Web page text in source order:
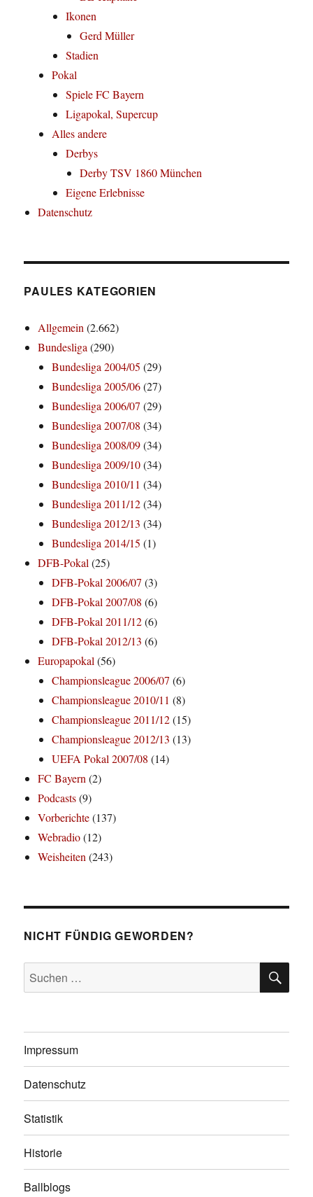
Ikonen
Gerd Müller
Stadien
Pokal
Spiele FC Bayern
Ligapokal, Supercup
Alles andere
Derbys
Derby TSV 1860 München
Eigene Erlebnisse
Datenschutz
PAULES KATEGORIEN
Allgemein(2.662)
Bundesliga(290)
Bundesliga 2004/05 (29)
Bundesliga 2005/06(27)
Bundesliga 2006/07 (29)
Bundesliga 2007/08 (34)
Bundesliga 2008/09(34)
Bundesliga 2009/10(34)
Bundesliga 2010/11 (34)
Bundesliga 2011/12(34)
Bundesliga 2012/13 (34)
Bundesliga 2014/15 (1)
DFB-Pokal(25)
DFB-Pokal 2006/07 (3)
DFB-Pokal 2007/08 (6)
DFB-Pokal 2011/12(6)
DFB-Pokal 2012/13 (6)
Europapokal(56)
Championsleague 2006/07 (6)
Championsleague 2010/11 (8)
Championsleague 2011/12(15)
Championsleague 2012/13 (13)
UEFA Pokal 2007/08 (14)
FC Bayern(2)
Podcasts(9)
Vorberichte(137)
Webradio(12)
Weisheiten(243)
NICHT FÜNDIG GEWORDEN?
Suchen
nach:
Impressum
Datenschutz
Statistik
Historie
Ballblogs